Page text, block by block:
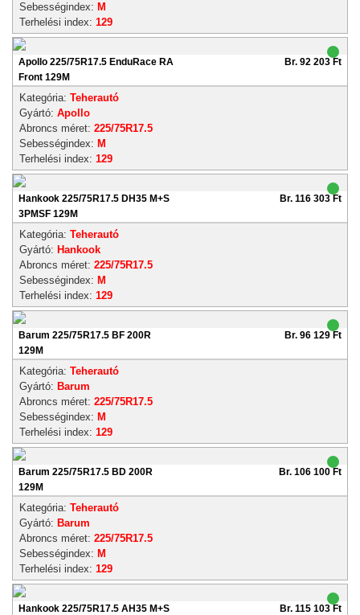
Sebességindex: M
Terhelési index: 129
Apollo 225/75R17.5 EnduRace RA
Front 129M
Br. 92 203 Ft
Kategória: Teherautó
Gyártó: Apollo
Abroncs méret: 225/75R17.5
Sebességindex: M
Terhelési index: 129
Hankook 225/75R17.5 DH35 M+S
3PMSF 129M
Br. 116 303 Ft
Kategória: Teherautó
Gyártó: Hankook
Abroncs méret: 225/75R17.5
Sebességindex: M
Terhelési index: 129
Barum 225/75R17.5 BF 200R
129M
Br. 96 129 Ft
Kategória: Teherautó
Gyártó: Barum
Abroncs méret: 225/75R17.5
Sebességindex: M
Terhelési index: 129
Barum 225/75R17.5 BD 200R
129M
Br. 106 100 Ft
Kategória: Teherautó
Gyártó: Barum
Abroncs méret: 225/75R17.5
Sebességindex: M
Terhelési index: 129
Hankook 225/75R17.5 AH35 M+S
Br. 115 103 Ft